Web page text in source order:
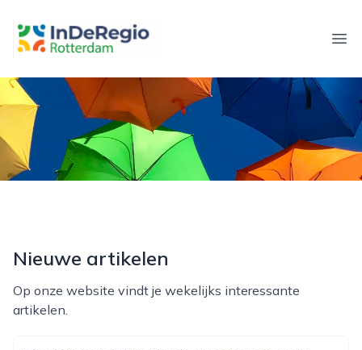
inderegiorotterdam.nl
Nieuwe artikelen
Op onze website vindt je wekelijks interessante
artikelen.